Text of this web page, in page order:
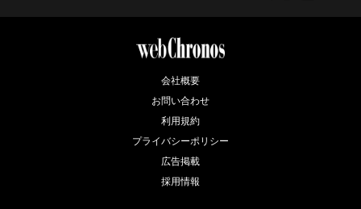
会社概要
お問い合わせ
利用規約
プライバシーポリシー
広告掲載
採用情報